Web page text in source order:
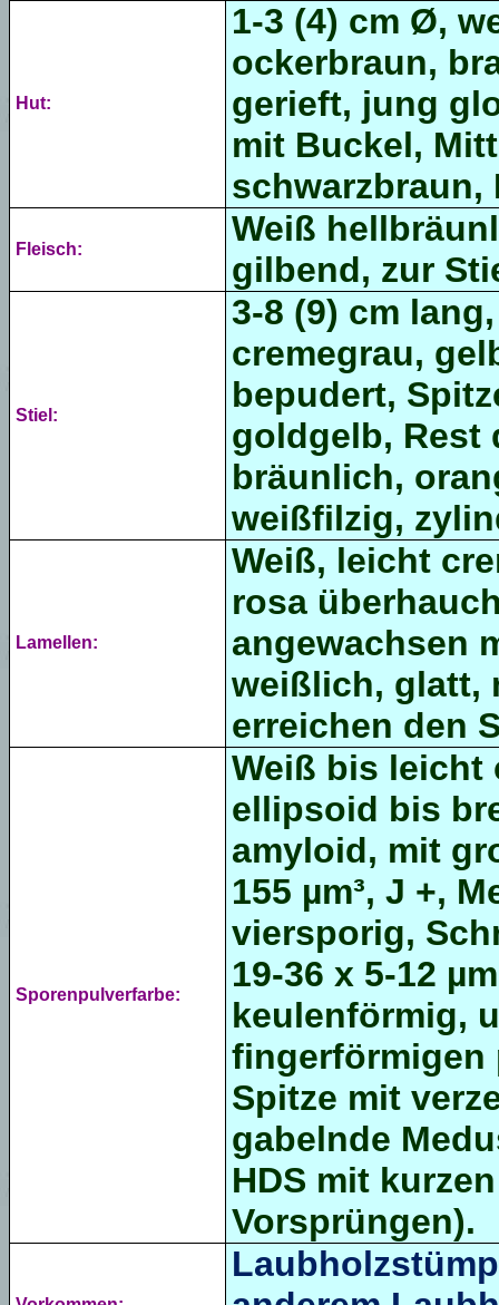
Hut:
1-3 (4) cm Ø,
ockerbraun,
gerieft, jung
mit Buckel,
schwarzbraun,
Fleisch:
Weiß
gilbend, zur
Stiel:
3-8 (9) cm
cremegrau,
bepudert,
goldgelb, Rest
bräunlich,
weißfilzig,
Lamellen:
Weiß, leicht
rosa
angewachsen
weißlich, glatt,
erreichen den
Sporenpulverfarbe:
Weiß bis leicht
ellipsoid bis
amyloid, mit
155 µm³, J +,
viersporig,
19-36 x 5-12
keulenförmig,
fingerförmigen
Spitze mit
gabelnde
HDS mit
Vorsprüngen).